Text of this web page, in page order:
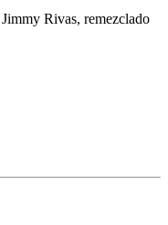
Jimmy Rivas, remezclado